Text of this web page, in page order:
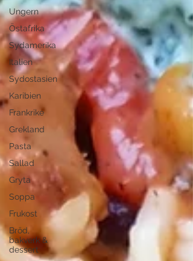
Ungern
Östafrika
Sydamerika
Italien
Sydostasien
Karibien
Frankrike
Grekland
Pasta
Sallad
Gryta
Soppa
Frukost
Bröd,
bakverk &
dessert